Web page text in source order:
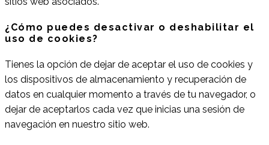
¿Cómo puedes desactivar o deshabilitar el
uso de cookies?
Tienes la opción de dejar de aceptar el uso de cookies y
los dispositivos de almacenamiento y recuperación de
datos en cualquier momento a través de tu navegador, o
dejar de aceptarlos cada vez que inicias una sesión de
navegación en nuestro sitio web.